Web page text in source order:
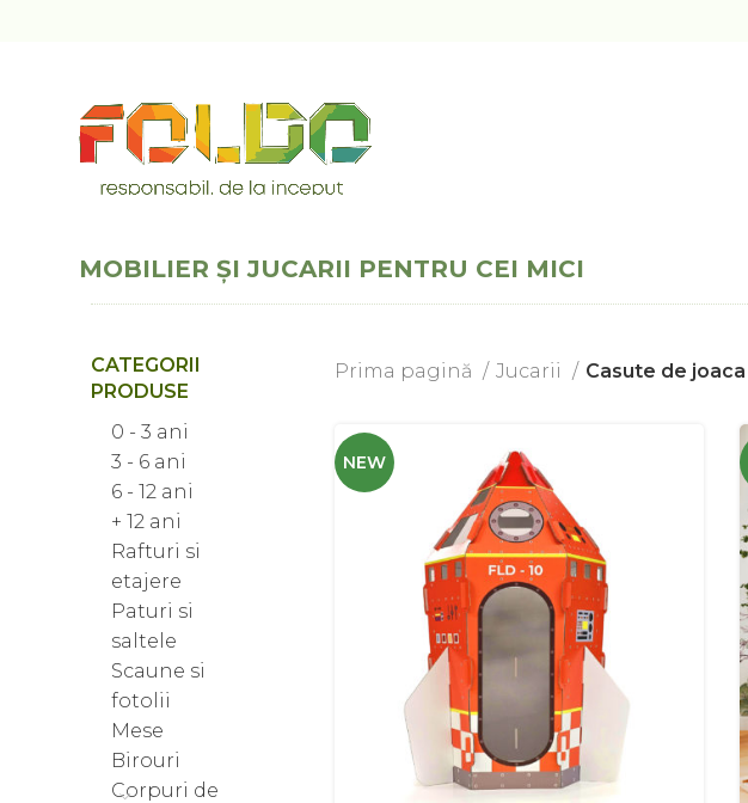
MOBILIER ȘI JUCARII PENTRU CEI MICI
CATEGORII
PRODUSE
0 - 3 ani
3 - 6 ani
6 - 12 ani
+ 12 ani
Rafturi si
etajere
Paturi si
saltele
Scaune si
fotolii
Mese
Birouri
Corpuri de
Prima pagină Jucarii Casute de joaca
NEW